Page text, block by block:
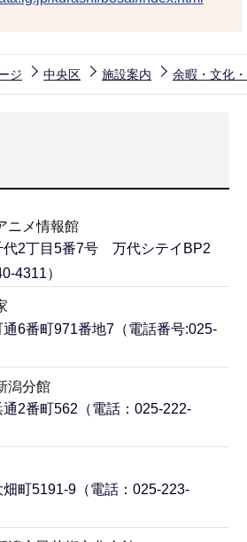
ジ 中央区 施設案内 余暇・文化
ニメ情報館
代2丁目5番7号 万代シテイBP2
4311）
6番町971番地7（電話番号:025-
潟分館
2番町562（電話：025-222-
町5191-9（電話：025-223-